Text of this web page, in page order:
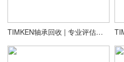
TIMKEN轴承回收 | 专业评估，现金交易，快速到账